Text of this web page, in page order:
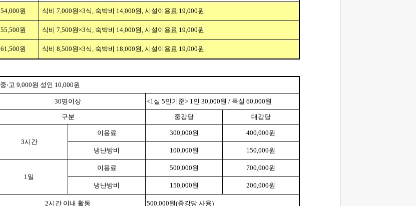
54,000원 식비 7,000원 ×3식, 숙박비 14,000원, 시설이용료 19,000원
55,500원 식비 7,500원 ×3식, 숙박비 14,000원, 시설이용료 19,000원
61,500원 식비 8,500원 ×3식, 숙박비 18,000원, 시설이용료 19,000원
중⋅고 9,000원 성인 10,000원
30명이상 <1실 5인 기준> 1인 30,000원 / 독실 60,000원
구분 중강당 대강당
3시간
이용료 300,000원 400,000원
냉난방비 100,000원 150,000원
1일
이용료 500,000원 700,000원
냉난방비 150,000원 200,000원
2시간 이내 활동 500,000원(중강당 사용)